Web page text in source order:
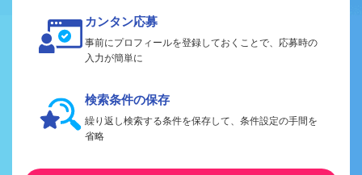
カンタン応募
事前にプロフィールを登録しておくことで、応募時の
入力が簡単に
検索条件の保存
繰り返し検索する条件を保存して、条件設定の手間を
省略